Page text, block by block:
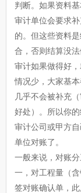
判断。如果资料
审计单位会要求
的。但这些资料
合，否则结算没法
审计如果做得好
情况少，大家基
几乎不会被补充
好处）。所以你的
审计公司或甲方
单位对账了。
一般来说，对账分
一，对工程量（
签对账确认单，